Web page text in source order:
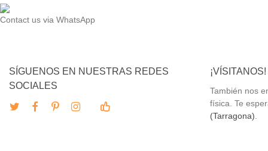
Contact us via WhatsApp
SÍGUENOS EN NUESTRAS REDES
SOCIALES
¡VÍSITANOS!
También nos
física. Te
(Tarragona).